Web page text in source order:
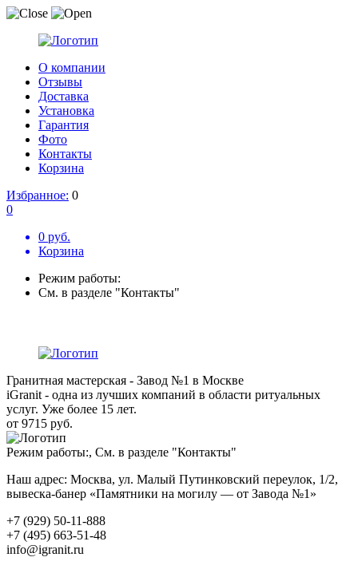
О компании
Отзывы
Доставка
Установка
Гарантия
Фото
Контакты
Корзина
Избранное: 0
0
0 руб.
Корзина
Режим работы:
См. в разделе "Контакты"
Гранитная мастерская - Завод №1 в Москве
iGranit - одна из лучших компаний в области ритуальных
услуг. Уже более 15 лет.
от 9715 руб.
Режим работы:, См. в разделе "Контакты"
Наш адрес: Москва, ул. Малый Путинковский переулок, 1/2,
вывеска-банер «Памятники на могилу — от Завода №1»
+7 (929) 50-11-888
+7 (495) 663-51-48
info@igranit.ru